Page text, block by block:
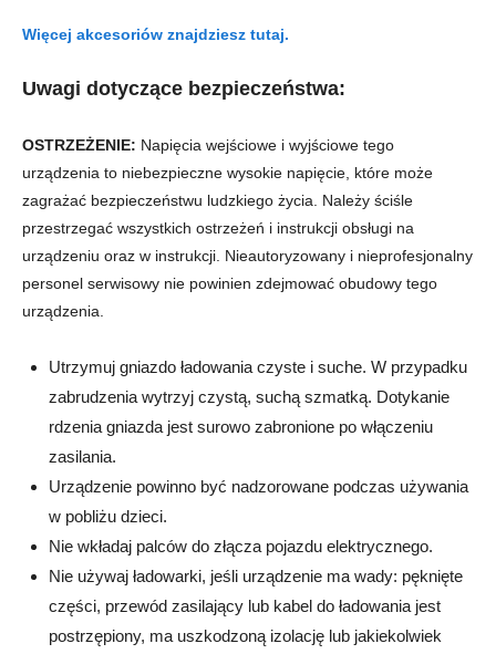
Więcej akcesoriów znajdziesz tutaj.
Uwagi dotyczące bezpieczeństwa:
OSTRZEŻENIE: Napięcia wejściowe i wyjściowe tego
urządzenia to niebezpieczne wysokie napięcie, które może
zagrażać bezpieczeństwu ludzkiego życia. Należy ściśle
przestrzegać wszystkich ostrzeżeń i instrukcji obsługi na
urządzeniu oraz w instrukcji. Nieautoryzowany i nieprofesjonalny
personel serwisowy nie powinien zdejmować obudowy tego
urządzenia.
Utrzymuj gniazdo ładowania czyste i suche. W przypadku
zabrudzenia wytrzyj czystą, suchą szmatką. Dotykanie
rdzenia gniazda jest surowo zabronione po włączeniu
zasilania.
Urządzenie powinno być nadzorowane podczas używania
w pobliżu dzieci.
Nie wkładaj palców do złącza pojazdu elektrycznego.
Nie używaj ładowarki, jeśli urządzenie ma wady: pęknięte
części, przewód zasilający lub kabel do ładowania jest
postrzępiony, ma uszkodzoną izolację lub jakiekolwiek